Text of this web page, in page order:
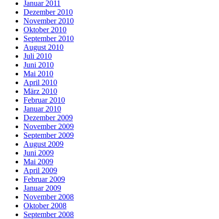
Januar 2011
Dezember 2010
November 2010
Oktober 2010
September 2010
August 2010
Juli 2010
Juni 2010
Mai 2010
April 2010
März 2010
Februar 2010
Januar 2010
Dezember 2009
November 2009
September 2009
August 2009
Juni 2009
Mai 2009
April 2009
Februar 2009
Januar 2009
November 2008
Oktober 2008
September 2008